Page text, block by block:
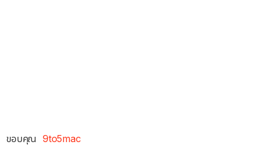
ขอบคุณ 9to5mac